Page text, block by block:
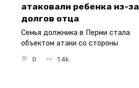
атаковали ребенка из-за
долгов отца
Семья должника в Перми стала
объектом атаки со стороны
0 1.4k.